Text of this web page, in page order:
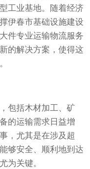
工业基地。随着经济
伊春市基础设施建设
件专业运输物流服务
的解决方案，使得这
包括木材加工、矿
的运输需求日益增
，尤其是在涉及超
够安全、顺利地到达
为关键。